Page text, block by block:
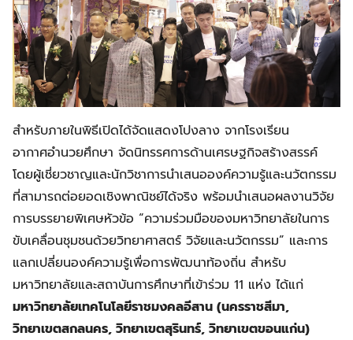
สำหรับภายในพิธีเปิดได้จัดแสดงโปงลาง จากโรงเรียน
อากาศอำนวยศึกษา จัดนิทรรศการด้านเศรษฐกิจสร้างสรรค์
โดยผู้เชี่ยวชาญและนักวิชาการนำเสนอองค์ความรู้และนวัตกรรม
ที่สามารถต่อยอดเชิงพาณิชย์ได้จริง พร้อมนำเสนอผลงานวิจัย
การบรรยายพิเศษหัวข้อ “ความร่วมมือของมหาวิทยาลัยในการ
ขับเคลื่อนชุมชนด้วยวิทยาศาสตร์ วิจัยและนวัตกรรม” และการ
แลกเปลี่ยนองค์ความรู้เพื่อการพัฒนาท้องถิ่น สำหรับ
มหาวิทยาลัยและสถาบันการศึกษาที่เข้าร่วม 11 แห่ง ได้แก่
มหาวิทยาลัยเทคโนโลยีราชมงคลอีสาน (นครราชสีมา,
วิทยาเขตสกลนคร, วิทยาเขตสุรินทร์, วิทยาเขตขอนแก่น)